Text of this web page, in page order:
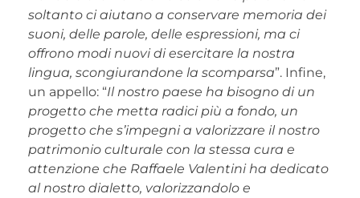
soltanto ci aiutano a conservare memoria dei
suoni, delle parole, delle espressioni, ma ci
offrono modi nuovi di esercitare la nostra
lingua, scongiurandone la scomparsa”. Infine,
un appello: “Il nostro paese ha bisogno di un
progetto che metta radici più a fondo, un
progetto che s’impegni a valorizzare il nostro
patrimonio culturale con la stessa cura e
attenzione che Raffaele Valentini ha dedicato
al nostro dialetto, valorizzandolo e